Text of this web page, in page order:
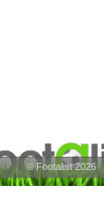
© Footalist 2026